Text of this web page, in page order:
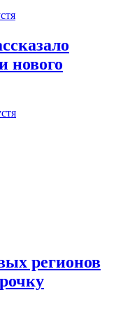
нового
регионов